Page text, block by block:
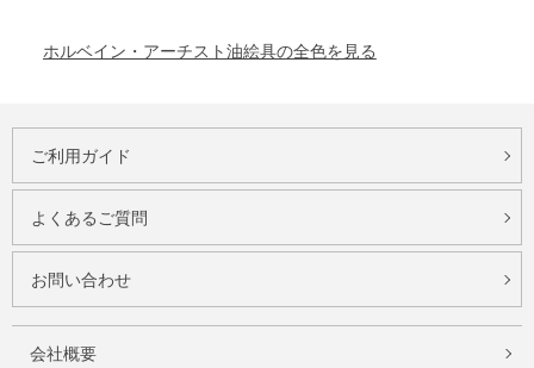
ホルベイン・アーチスト油絵具の全色を見る
ご利用ガイド
よくあるご質問
お問い合わせ
会社概要